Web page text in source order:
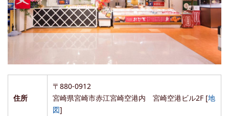
住所
〒880-0912
宮崎県宮崎市赤江宮崎空港内 宮崎空港ビル2F [地
図]